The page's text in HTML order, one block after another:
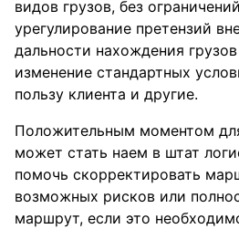
видов грузов, без
урегулирование претензий
дальности нахождения
изменение стандартных
пользу клиента и другие.
Положительным моментом
может стать наем в штат
помочь скорректировать
возможных рисков или
маршрут, если это